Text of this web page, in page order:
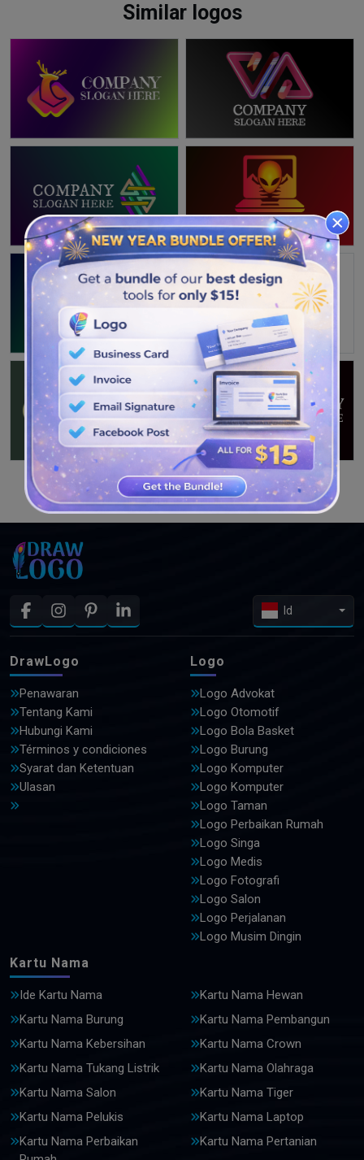
Similar logos
LIHAT DESAIN LEBIH LANJUT
Id
DrawLogo
Penawaran
Tentang Kami
Hubungi Kami
Términos y condiciones
Syarat dan Ketentuan
Ulasan
Logo
Logo Advokat
Logo Otomotif
Logo Bola Basket
Logo Burung
Logo Komputer
Logo Komputer
Logo Taman
Logo Perbaikan Rumah
Logo Singa
Logo Medis
Logo Fotografi
Logo Salon
Logo Perjalanan
Logo Musim Dingin
Kartu Nama
Ide Kartu Nama
Kartu Nama Hewan
Kartu Nama Burung
Kartu Nama Pembangun
Kartu Nama Kebersihan
Kartu Nama Crown
Kartu Nama Tukang Listrik
Kartu Nama Olahraga
Kartu Nama Salon
Kartu Nama Tiger
Kartu Nama Pelukis
Kartu Nama Laptop
Kartu Nama Perbaikan
Kartu Nama Pertanian